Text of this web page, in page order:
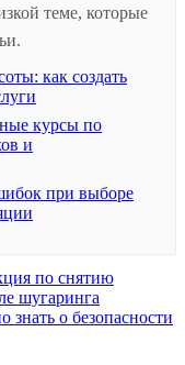
теме, которые
как создать
курсы по
и
при выборе
по снятию
шугаринга
о безопасности